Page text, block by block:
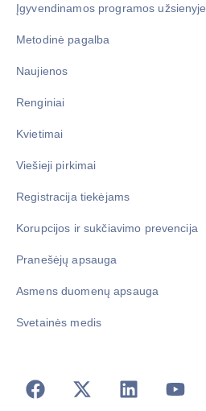
Įgyvendinamos programos užsienyje
Metodinė pagalba
Naujienos
Renginiai
Kvietimai
Viešieji pirkimai
Registracija tiekėjams
Korupcijos ir sukčiavimo prevencija
Pranešėjų apsauga
Asmens duomenų apsauga
Svetainės medis